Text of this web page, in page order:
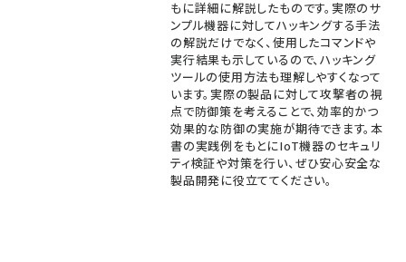
もに詳細に解説したものです。実際のサ
ンプル機器に対してハッキングする手法
の解説だけでなく、使用したコマンドや
実行結果も示しているので、ハッキング
ツールの使用方法も理解しやすくなって
います。実際の製品に対して攻撃者の視
点で防御策を考えることで、効率的かつ
効果的な防御の実施が期待できます。本
書の実践例をもとにIoT機器のセキュリ
ティ検証や対策を行い、ぜひ安心安全な
製品開発に役立ててください。